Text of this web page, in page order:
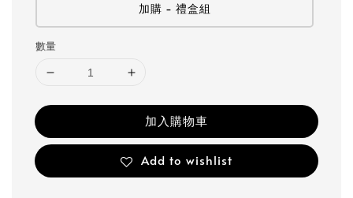
加購 - 禮盒組
數量
加入購物車
Add to wishlist